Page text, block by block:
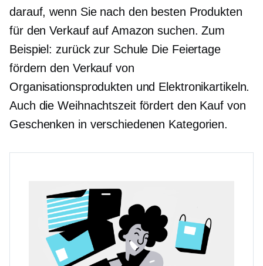
darauf, wenn Sie nach den besten Produkten
für den Verkauf auf Amazon suchen. Zum
Beispiel: zurück zur Schule Die Feiertage
fördern den Verkauf von
Organisationsprodukten und Elektronikartikeln.
Auch die Weihnachtszeit fördert den Kauf von
Geschenken in verschiedenen Kategorien.